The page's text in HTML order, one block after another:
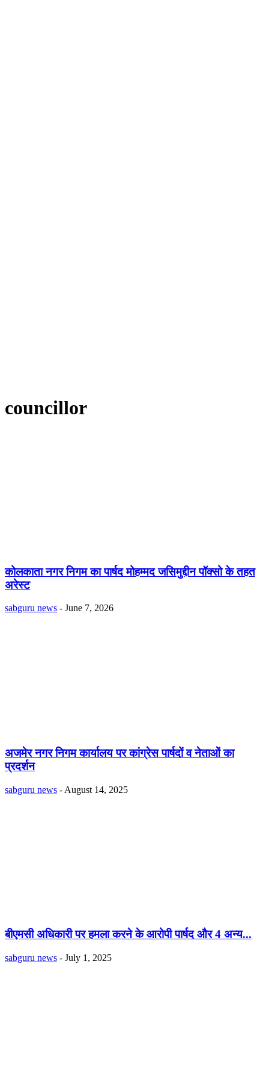
councillor
कोलकाता नगर निगम का पार्षद मोहम्मद जसिमुद्दीन पॉक्सो के तहत
अरेस्ट
sabguru news - June 7, 2026
अजमेर नगर निगम कार्यालय पर कांग्रेस पार्षदों व नेताओं का
प्रदर्शन
sabguru news - August 14, 2025
बीएमसी अधिकारी पर हमला करने के आरोपी पार्षद और 4 अन्य...
sabguru news - July 1, 2025